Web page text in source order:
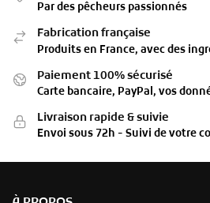
Par des pêcheurs passionnés
Fabrication française
Produits en France, avec des
Paiement 100% sécurisé
Carte bancaire, PayPal, vos
Livraison rapide & suivie
Envoi sous 72h - Suivi de votre